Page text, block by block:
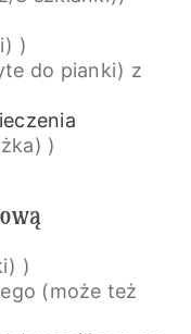
)
do pianki) z
)
)
(może też